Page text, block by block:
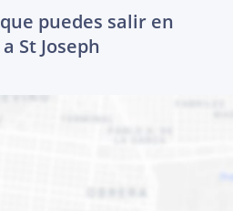
puedes salir en
St Joseph